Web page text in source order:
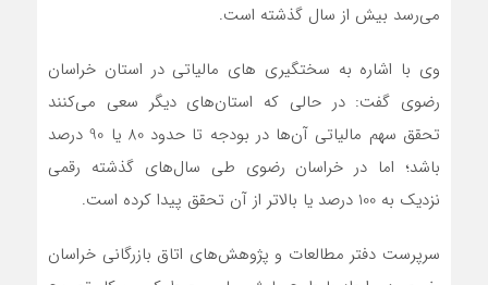
می‌رسد بیش از سال گذشته است.
وی با اشاره به سختگیری های مالیاتی در استان خراسان
رضوی گفت: در حالی که استان‌های دیگر سعی می‌کنند
تحقق سهم مالیاتی آن‌ها در بودجه تا حدود 80 یا 90 درصد
باشد؛ اما در خراسان رضوی طی سال‌های گذشته رقمی
نزدیک به 100 درصد یا بالاتر از آن تحقق پیدا کرده است.
سرپرست دفتر مطالعات و پژوهش‌های اتاق بازرگانی خراسان